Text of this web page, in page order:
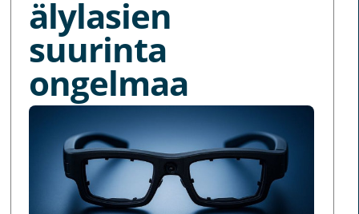
älylasien
suurinta
ongelmaa